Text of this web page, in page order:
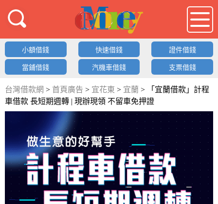
借錢LOGO
小額借錢 快速借錢 證件借錢
當鋪借錢 汽機車借錢 支票借錢
台灣借款網 > 首頁廣告 > 宜花東 > 宜蘭 >
「宜蘭借款」計程
車借款 長短期週轉 | 現辦現領 不留車免押證